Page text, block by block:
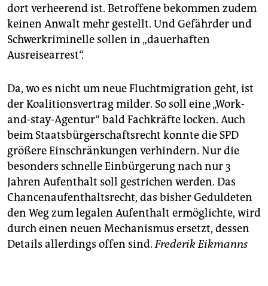
dort verheerend ist. Betroffene bekommen zudem
keinen Anwalt mehr gestellt. Und Gefährder und
Schwerkriminelle sollen in „dauerhaften
Ausreisearrest“.
Da, wo es nicht um neue Fluchtmigration geht, ist
der Koalitionsvertrag milder. So soll eine „Work-
and-stay-Agentur“ bald Fachkräfte locken. Auch
beim Staatsbürgerschaftsrecht konnte die SPD
größere Einschränkungen verhindern. Nur die
besonders schnelle Einbürgerung nach nur 3
Jahren Aufenthalt soll gestrichen werden. Das
Chancenaufenthaltsrecht, das bisher Geduldeten
den Weg zum legalen Aufenthalt ermöglichte, wird
durch einen neuen Mechanismus ersetzt, dessen
Details allerdings offen sind.Frederik Eikmanns